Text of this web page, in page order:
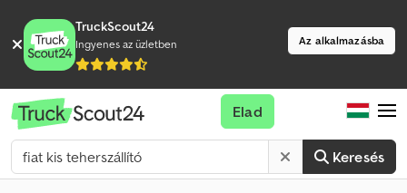
TruckScout24
Ingyenes az üzletben Az alkalmazásba
Keresés
Elad